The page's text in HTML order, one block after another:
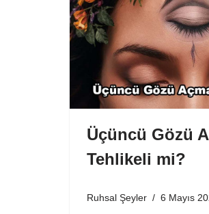
Üçüncü Gözü
Tehlikeli mi?
Ruhsal Şeyler 6 Mayıs